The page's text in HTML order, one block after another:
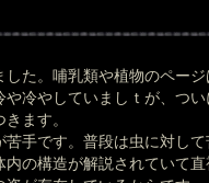
た。哺乳類や植物のペー
冷やしていましｔが、つ
ます。
手です。普段は虫に対し
の構造が解説されていて